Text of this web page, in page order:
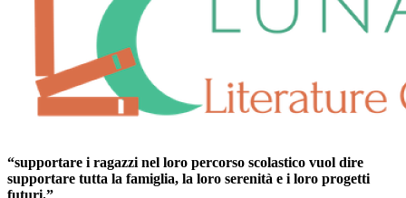
“supportare i ragazzi nel loro percorso scolastico vuol dire
supportare tutta la famiglia, la loro serenità e i loro progetti
futuri.”